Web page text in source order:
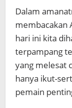
Dalam
membacakan
hari ini kita
terpampang
yang melesat
hanya ikut-
pemain